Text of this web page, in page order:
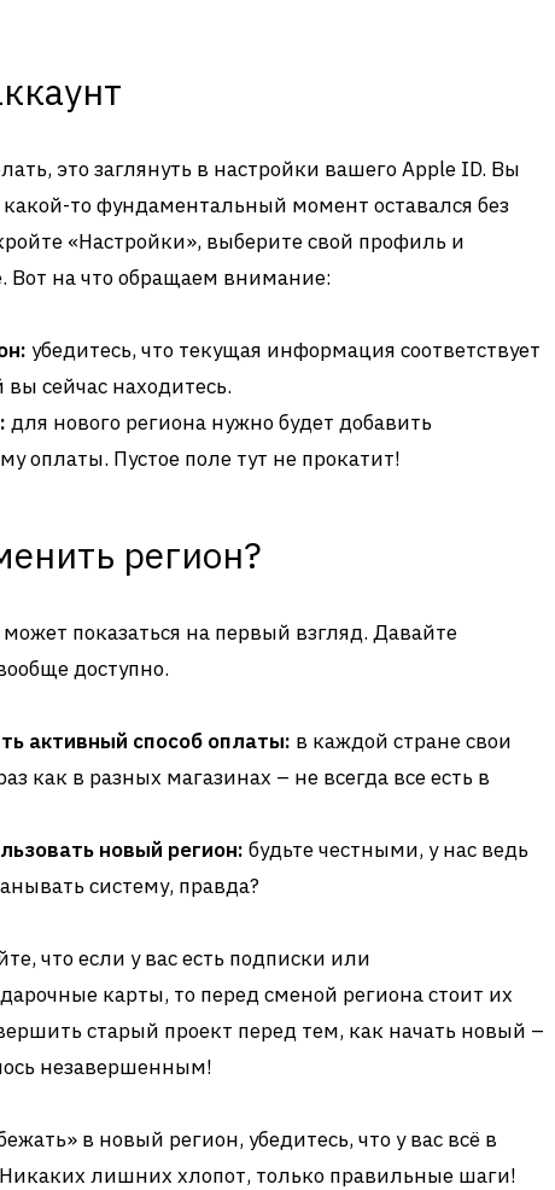
это заглянуть в настройки вашего Apple ID. Вы
какой-то фундаментальный момент оставался без
«Настройки», выберите свой профиль и
Вот на что обращаем внимание:
убедитесь, что текущая информация соответствует
вы сейчас находитесь.
для нового региона нужно будет добавить
оплаты. Пустое поле тут не прокатит!
регион?
может показаться на первый взгляд. Давайте
доступно.
активный способ оплаты: в каждой стране свои
как в разных магазинах – не всегда все есть в
новый регион: будьте честными, у нас ведь
систему, правда?
что если у вас есть подписки или
карты, то перед сменой региона стоит их
старый проект перед тем, как начать новый –
незавершенным!
в новый регион, убедитесь, что у вас всё в
лишних хлопот, только правильные шаги!